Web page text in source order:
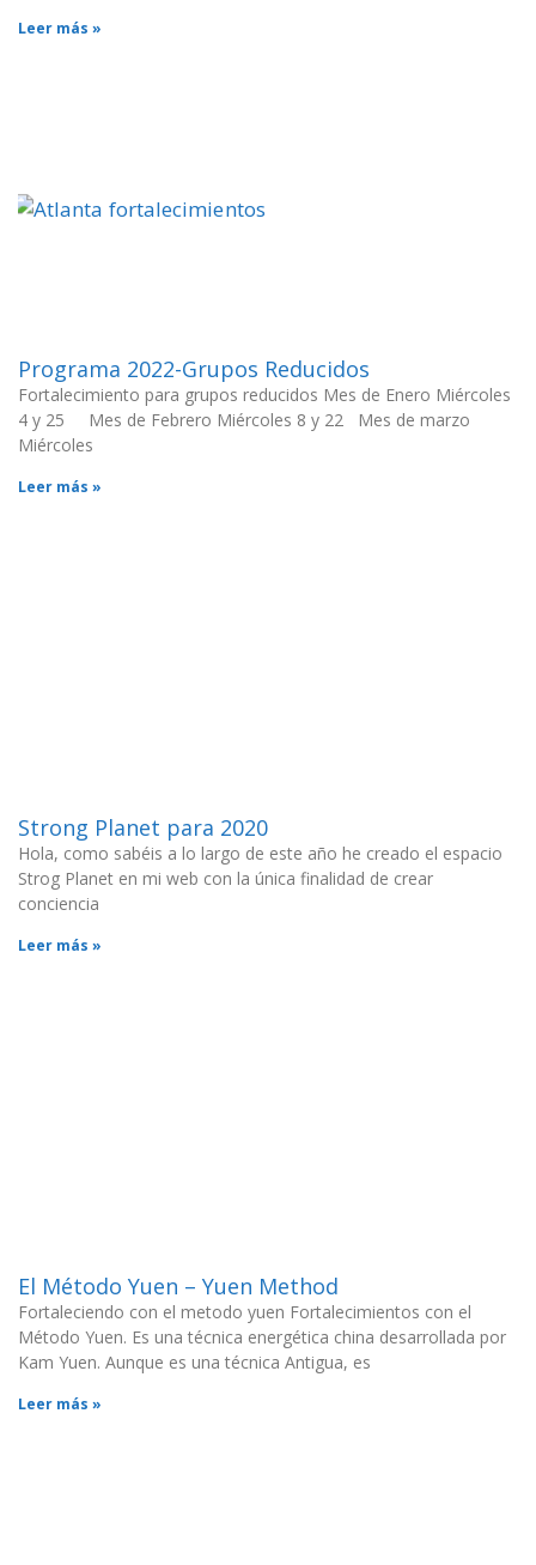
Leer más »
Programa 2022-Grupos Reducidos
Fortalecimiento para grupos reducidos Mes de Enero Miércoles
4 y 25 Mes de Febrero Miércoles 8 y 22 Mes de marzo
Miércoles
Leer más »
Strong Planet para 2020
Hola, como sabéis a lo largo de este año he creado el espacio
Strog Planet en mi web con la única finalidad de crear
conciencia
Leer más »
El Método Yuen – Yuen Method
Fortaleciendo con el metodo yuen Fortalecimientos con el
Método Yuen. Es una técnica energética china desarrollada por
Kam Yuen. Aunque es una técnica Antigua, es
Leer más »